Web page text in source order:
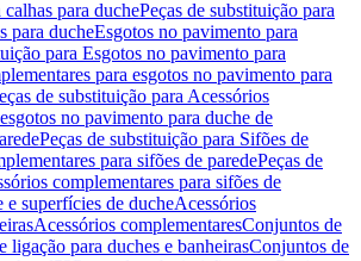
para duchePeças de substituição para
para ducheEsgotos no pavimento para
para Esgotos no pavimento para
para esgotos no pavimento para
de substituição para Acessórios
no pavimento para duche de
Peças de substituição para Sifões de
para sifões de paredePeças de
complementares para sifões de
e superfícies de ducheAcessórios
Acessórios complementaresConjuntos de
ligação para duches e banheirasConjuntos de